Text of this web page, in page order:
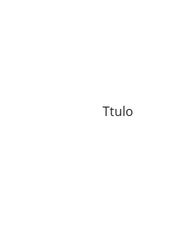
Ttulo